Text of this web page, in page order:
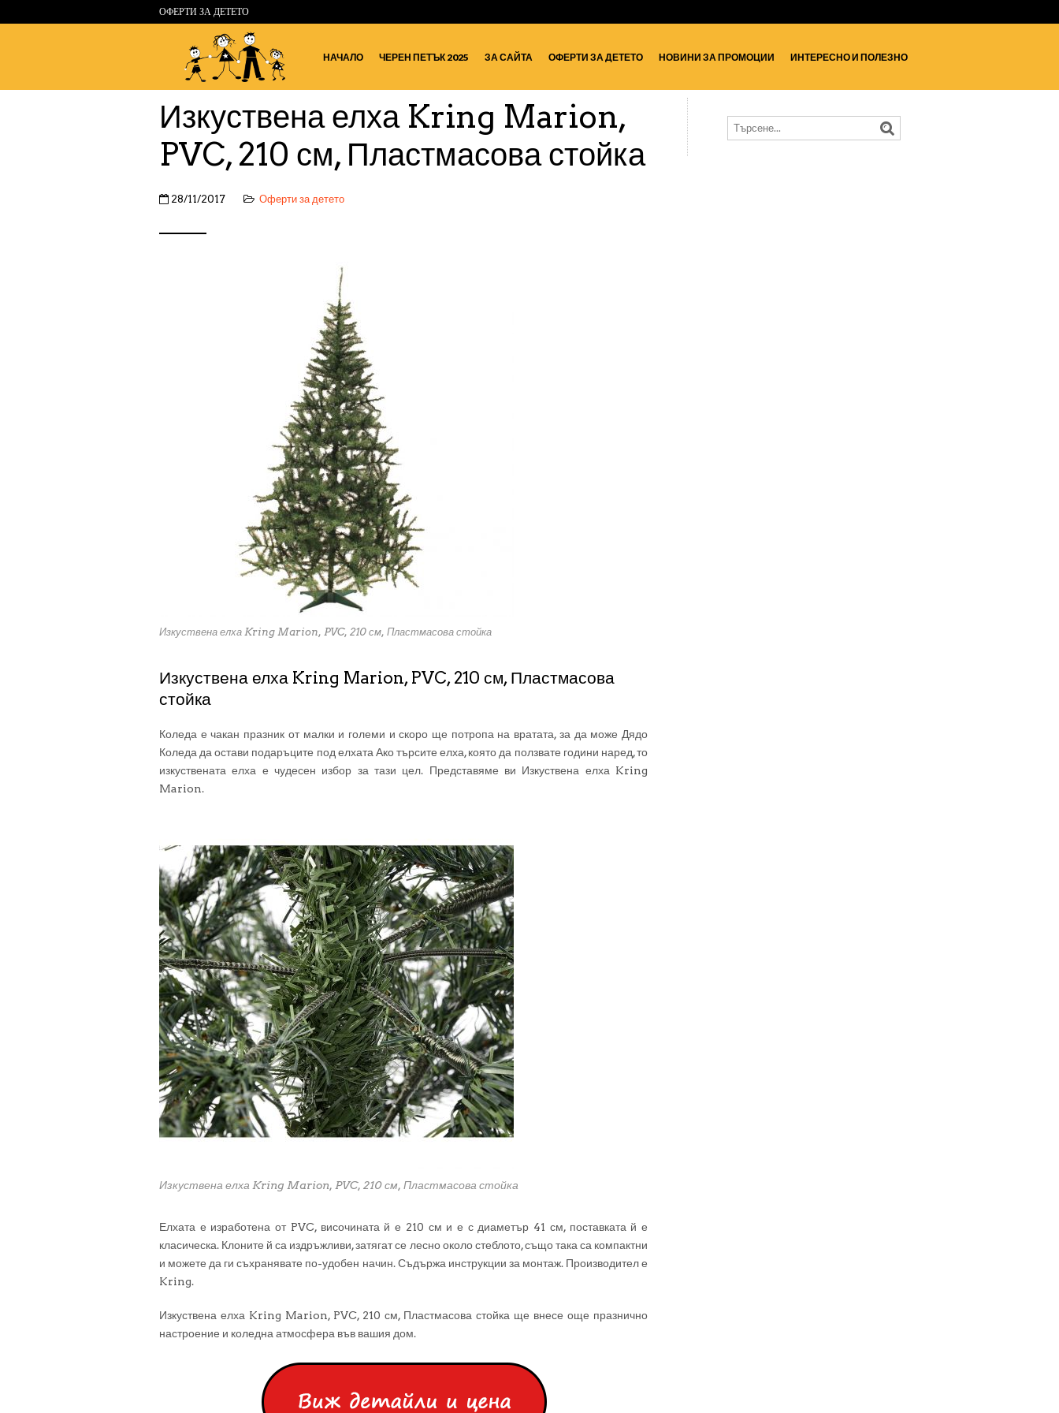
ОФЕРТИ ЗА ДЕТЕТО
НАЧАЛО ЧЕРЕН ПЕТЪК 2025 ЗА САЙТА ОФЕРТИ ЗА ДЕТЕТО НОВИНИ ЗА ПРОМОЦИИ ИНТЕРЕСНО И ПОЛЕЗНО
Изкуствена елха Kring Marion,
PVC, 210 см, Пластмасова стойка
28/11/2017 Оферти за детето
Изкуствена елха Kring Marion, PVC, 210 см, Пластмасова стойка
Изкуствена елха Kring Marion, PVC, 210 см, Пластмасова
стойка
Коледа е чакан празник от малки и големи и скоро ще потропа на вратата, за да може Дядо
Коледа да остави подаръците под елхата Ако търсите елха, която да ползвате години наред, то
изкуствената елха е чудесен избор за тази цел. Представяме ви Изкуствена елха Kring
Marion.
Изкуствена елха Kring Marion, PVC, 210 см, Пластмасова стойка
Елхата е изработена от PVC, височината й е 210 см и е с диаметър 41 см, поставката й е
класическа. Клоните й са издръжливи, затягат се лесно около стеблото, също така са компактни
и можете да ги съхранявате по-удобен начин. Съдържа инструкции за монтаж. Производител е
Kring.
Изкуствена елха Kring Marion, PVC, 210 см, Пластмасова стойка ще внесе още празнично
настроение и коледна атмосфера във вашия дом.